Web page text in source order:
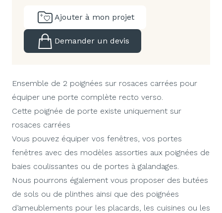
Ajouter à mon projet
Demander un devis
Ensemble de 2 poignées sur rosaces carrées pour
équiper une porte complète recto verso.
Cette poignée de porte existe uniquement sur
rosaces carrées
Vous pouvez équiper vos fenêtres, vos portes
fenêtres avec des modèles assorties aux poignées de
baies coulissantes ou de portes à galandages.
Nous pourrons également vous proposer des butées
de sols ou de plinthes ainsi que des poignées
d’ameublements pour les placards, les cuisines ou les